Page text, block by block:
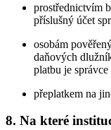
prostřednictvím
příslušný účet
osobám
daňových
platbu je
přeplatkem na
8. Na které